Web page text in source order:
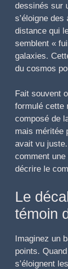
dessinés sur
s’éloigne
distance qui
semblent «
galaxies.
du cosmos
Fait souvent
formulé cette
composé de
mais méritée
avait vu
comment
décrire le
Le
témoin
Imaginez un
points.
s’éloignent